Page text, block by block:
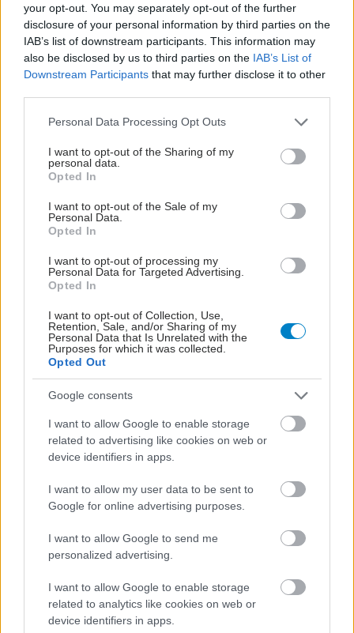
your opt-out. You may separately opt-out of the further
disclosure of your personal information by third parties on the
IAB’s list of downstream participants. This information may
also be disclosed by us to third parties on the IAB’s List of
Downstream Participants that may further disclose it to other
Please note that this website/app uses one or more Google
not limited to your visit or usage behaviour. You may click to
grant or deny consent to Google and its third-party tags to
use your data for below specified purposes in below Google
consent section.
Personal Data Processing Opt Outs
I want to opt-out of the Sharing of my
personal data.
Opted In
I want to opt-out of the Sale of my
Personal Data.
Opted In
I want to opt-out of processing my
Personal Data for Targeted Advertising.
Opted In
I want to opt-out of Collection, Use,
Retention, Sale, and/or Sharing of my
Personal Data that Is Unrelated with the
Purposes for which it was collected.
Opted Out
Google consents
I want to allow Google to enable storage
related to advertising like cookies on web or
device identifiers in apps.
I want to allow my user data to be sent to
Google for online advertising purposes.
I want to allow Google to send me
personalized advertising.
I want to allow Google to enable storage
related to analytics like cookies on web or
device identifiers in apps.
ΜΠΕΙΤΕ ΣΤΗ ΣΥΖΗΤΗΣΗ
Loading...
Προσθήκη Σχολίου
ΣΗΜΕΡΑ ΣΤΟ IATRONET.GR